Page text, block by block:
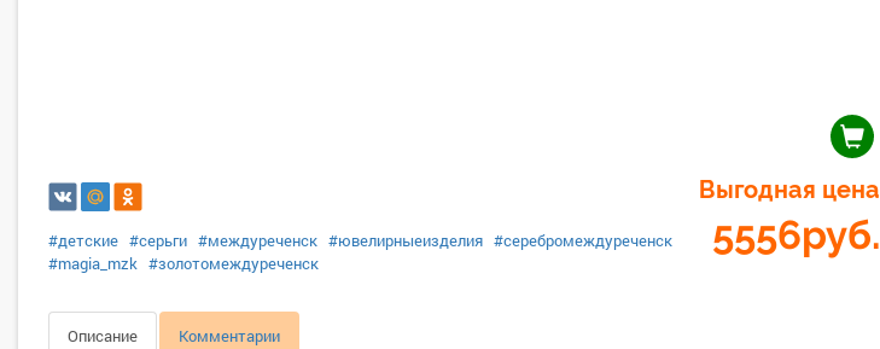
Выгодная цена
5556руб.
#детские #серьги #междуреченск #ювелирныеизделия #серебромеждуреченск
#magia_mzk #золотомеждуреченск
Описание Комментарии